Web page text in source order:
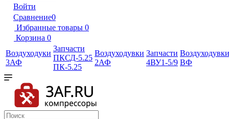
Войти
Сравнение0
Избранные товары 0
Корзина 0
Воздуходуки
3АФ
Запчасти
ПКСД-5.25
ПК-5.25
Воздуходувки
2АФ
Запчасти
4ВУ1-5/9
Воздуходувки
ВФ